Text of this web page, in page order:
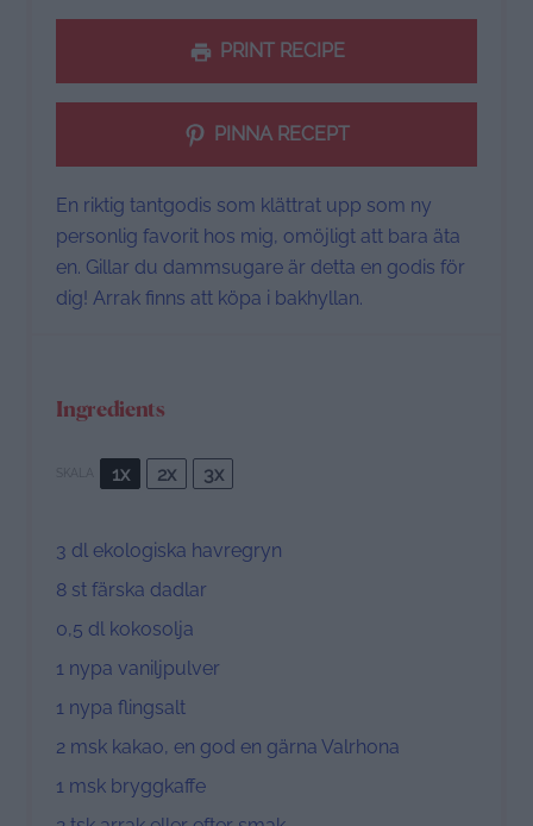
PRINT RECIPE
PINNA RECEPT
En riktig tantgodis som klättrat upp som ny
personlig favorit hos mig, omöjligt att bara äta
en. Gillar du dammsugare är detta en godis för
dig! Arrak finns att köpa i bakhyllan.
Ingredients
1x 2x 3x
3 dl ekologiska havregryn
8 st färska dadlar
0,5 dl kokosolja
1 nypa vaniljpulver
1 nypa flingsalt
2 msk kakao, en god en gärna Valrhona
1 msk bryggkaffe